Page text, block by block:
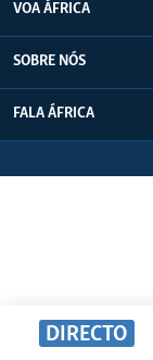
DIRECTO
VOA ÁFRICA
SOBRE NÓS
FALA ÁFRICA